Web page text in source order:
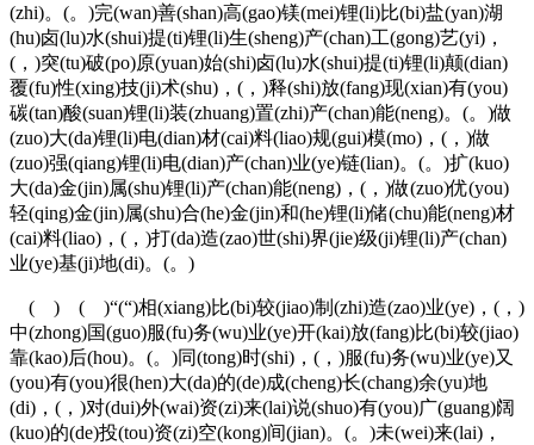
(zhi)。(。)完(wan)善(shan)高(gao)镁(mei)锂(li)比(bi)盐(yan)湖
(hu)卤(lu)水(shui)提(ti)锂(li)生(sheng)产(chan)工(gong)艺(yi)，
(，)突(tu)破(po)原(yuan)始(shi)卤(lu)水(shui)提(ti)锂(li)颠(dian)
覆(fu)性(xing)技(ji)术(shu)，(，)释(shi)放(fang)现(xian)有(you)
碳(tan)酸(suan)锂(li)装(zhuang)置(zhi)产(chan)能(neng)。(。)做
(zuo)大(da)锂(li)电(dian)材(cai)料(liao)规(gui)模(mo)，(，)做
(zuo)强(qiang)锂(li)电(dian)产(chan)业(ye)链(lian)。(。)扩(kuo)
大(da)金(jin)属(shu)锂(li)产(chan)能(neng)，(，)做(zuo)优(you)
轻(qing)金(jin)属(shu)合(he)金(jin)和(he)锂(li)储(chu)能(neng)材
(cai)料(liao)，(，)打(da)造(zao)世(shi)界(jie)级(ji)锂(li)产(chan)
业(ye)基(ji)地(di)。(。)
( ) ( )“(“)相(xiang)比(bi)较(jiao)制(zhi)造(zao)业(ye)，(，)
中(zhong)国(guo)服(fu)务(wu)业(ye)开(kai)放(fang)比(bi)较(jiao)
靠(kao)后(hou)。(。)同(tong)时(shi)，(，)服(fu)务(wu)业(ye)又
(you)有(you)很(hen)大(da)的(de)成(cheng)长(chang)余(yu)地
(di)，(，)对(dui)外(wai)资(zi)来(lai)说(shuo)有(you)广(guang)阔
(kuo)的(de)投(tou)资(zi)空(kong)间(jian)。(。)未(wei)来(lai)，